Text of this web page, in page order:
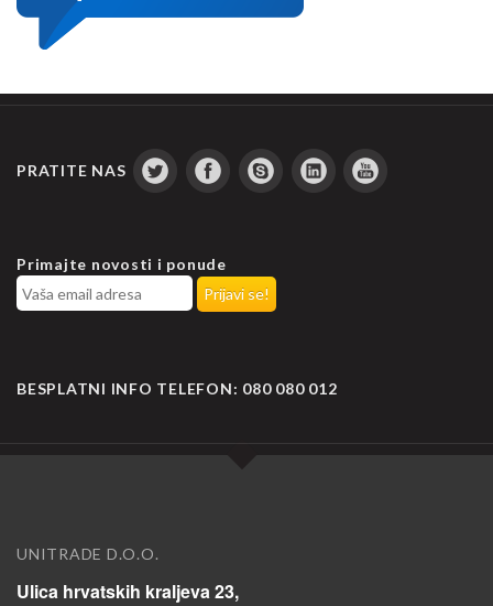
PRATITE NAS
Primajte novosti i ponude
BESPLATNI INFO TELEFON: 080 080 012
UNITRADE D.O.O.
Ulica hrvatskih kraljeva 23,